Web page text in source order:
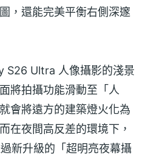
，還能完美平衡右側深邃
S26 Ultra 人像攝影的淺景
將拍攝功能滑動至「人
會將遠方的建築燈火化為
在夜間高反差的環境下，
新升級的「超明亮夜幕攝